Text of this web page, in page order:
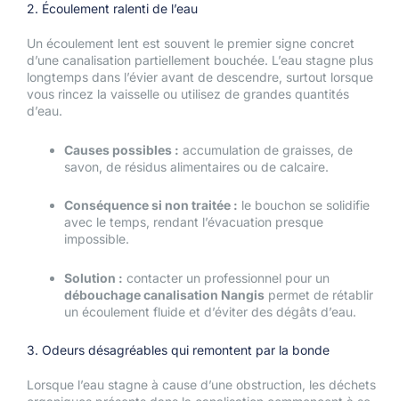
2. Écoulement ralenti de l’eau
Un écoulement lent est souvent le premier signe concret
d’une canalisation partiellement bouchée. L’eau stagne plus
longtemps dans l’évier avant de descendre, surtout lorsque
vous rincez la vaisselle ou utilisez de grandes quantités
d’eau.
Causes possibles : accumulation de graisses, de
savon, de résidus alimentaires ou de calcaire.
Conséquence si non traitée : le bouchon se solidifie
avec le temps, rendant l’évacuation presque
impossible.
Solution : contacter un professionnel pour un
débouchage canalisation Nangis permet de rétablir
un écoulement fluide et d’éviter des dégâts d’eau.
3. Odeurs désagréables qui remontent par la bonde
Lorsque l’eau stagne à cause d’une obstruction, les déchets